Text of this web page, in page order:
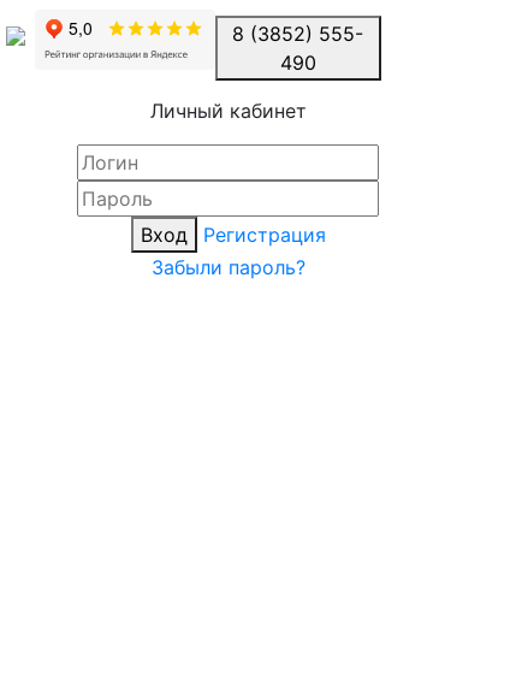
8 (3852) 555-
490
Личный кабинет
Вход
Регистрация
Забыли пароль?